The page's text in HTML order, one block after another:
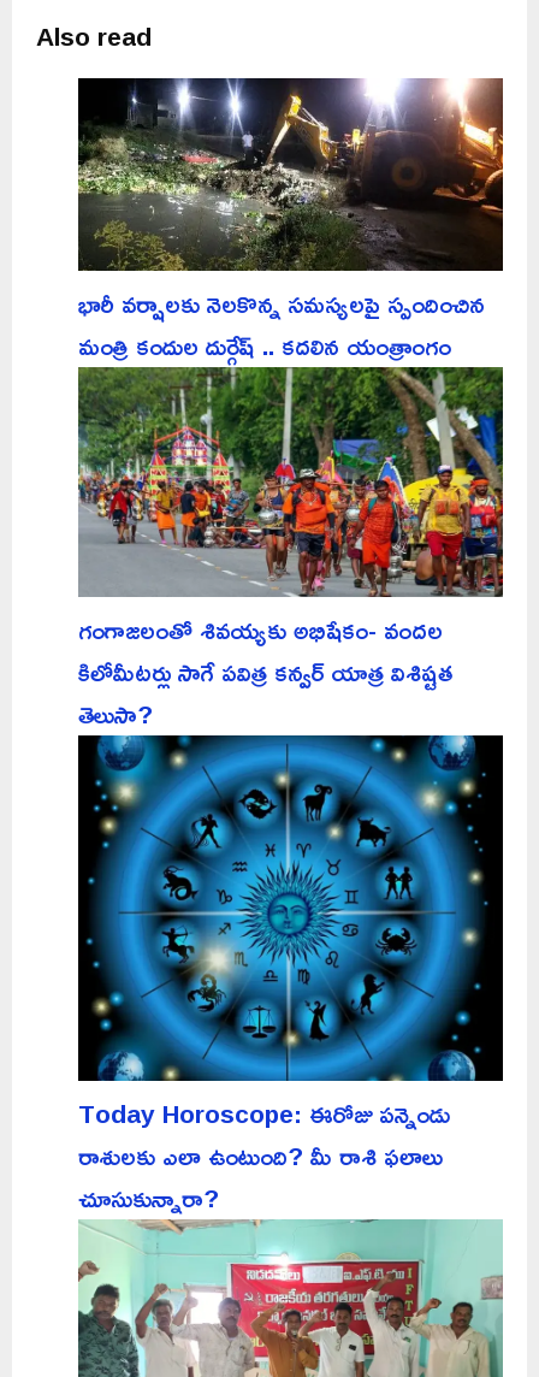
Also read
భారీ వర్షాలకు నెలకొన్న సమస్యలపై స్పందించిన
మంత్రి కందుల దుర్గేష్ .. కదలిన యంత్రాంగం
గంగాజలంతో శివయ్యకు అభిషేకం- వందల
కిలోమీటర్లు సాగే పవిత్ర కన్వర్ యాత్ర విశిష్టత
తెలుసా?
Today Horoscope: ఈరోజు పన్నెండు
రాశులకు ఎలా ఉంటుంది? మీ రాశి ఫలాలు
చూసుకున్నారా?